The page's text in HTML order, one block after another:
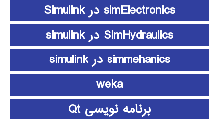
simElectronics در Simulink
SimHydraulics در simulink
simmehanics در simulink
weka
برنامه نویسی Qt